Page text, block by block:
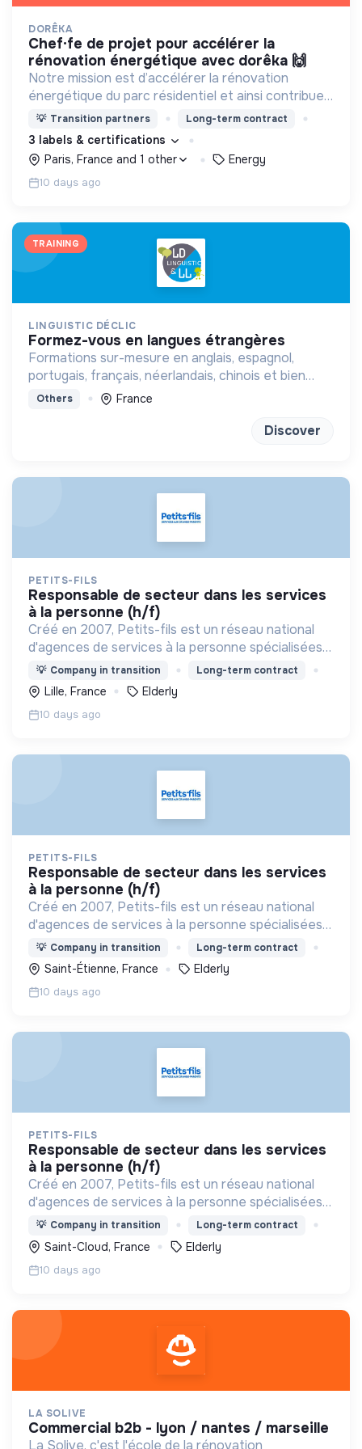
DORÊKA
chef·fe de projet pour accélérer la
rénovation énergétique avec dorêka 🙌
Notre mission est d’accélérer la rénovation
énergétique du parc résidentiel et ainsi contribuer
à ce qui représente pour nous le chantier du
siècle.
💡 Transition partners Long-term contract
3 labels & certifications
Paris, France and 1 other
Energy
10 days ago
TRAINING
LINGUISTIC DÉCLIC
formez-vous en langues étrangères
Formations sur-mesure en anglais, espagnol,
portugais, français, néerlandais, chinois et bien
d'autres à distance ou en présentiel
Others France
Discover
PETITS-FILS
responsable de secteur dans les services
à la personne (h/f)
Créé en 2007, Petits-fils est un réseau national
d'agences de services à la personne spécialisées
dans l'aide à domicile pour les personnes âgées.
💡 Company in transition Long-term contract
Lille, France Elderly
10 days ago
PETITS-FILS
responsable de secteur dans les services
à la personne (h/f)
Créé en 2007, Petits-fils est un réseau national
d'agences de services à la personne spécialisées
dans l'aide à domicile pour les personnes âgées.
💡 Company in transition Long-term contract
Saint-Étienne, France Elderly
10 days ago
PETITS-FILS
responsable de secteur dans les services
à la personne (h/f)
Créé en 2007, Petits-fils est un réseau national
d'agences de services à la personne spécialisées
dans l'aide à domicile pour les personnes âgées.
💡 Company in transition Long-term contract
Saint-Cloud, France Elderly
10 days ago
LA SOLIVE
commercial b2b - lyon / nantes / marseille
La Solive, c'est l'école de la rénovation